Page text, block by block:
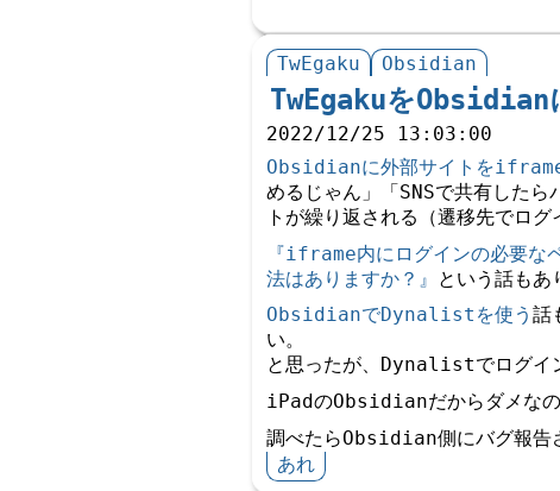
TwEgaku Obsidian
TwEgakuをObsidian
2022/12/25 13:03:00
Obsidianに外部サイトを
めるじゃん」「SNSで共有した
トが繰り返される（遷移先でロ
『iframe内にログインの必要な
法はありますか？』 という話も
ObsidianでDynalistを使う 話
い。
と思ったが、Dynalistでログイ
iPadのObsidianだからダメなの
調べたらObsidian側にバグ報告
あれ